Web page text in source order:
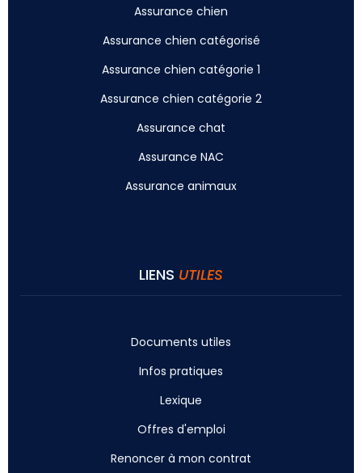
Assurance chien
Assurance chien catégorisé
Assurance chien catégorie 1
Assurance chien catégorie 2
Assurance chat
Assurance NAC
Assurance animaux
LIENS UTILES
Documents utiles
Infos pratiques
Lexique
Offres d'emploi
Renoncer à mon contrat